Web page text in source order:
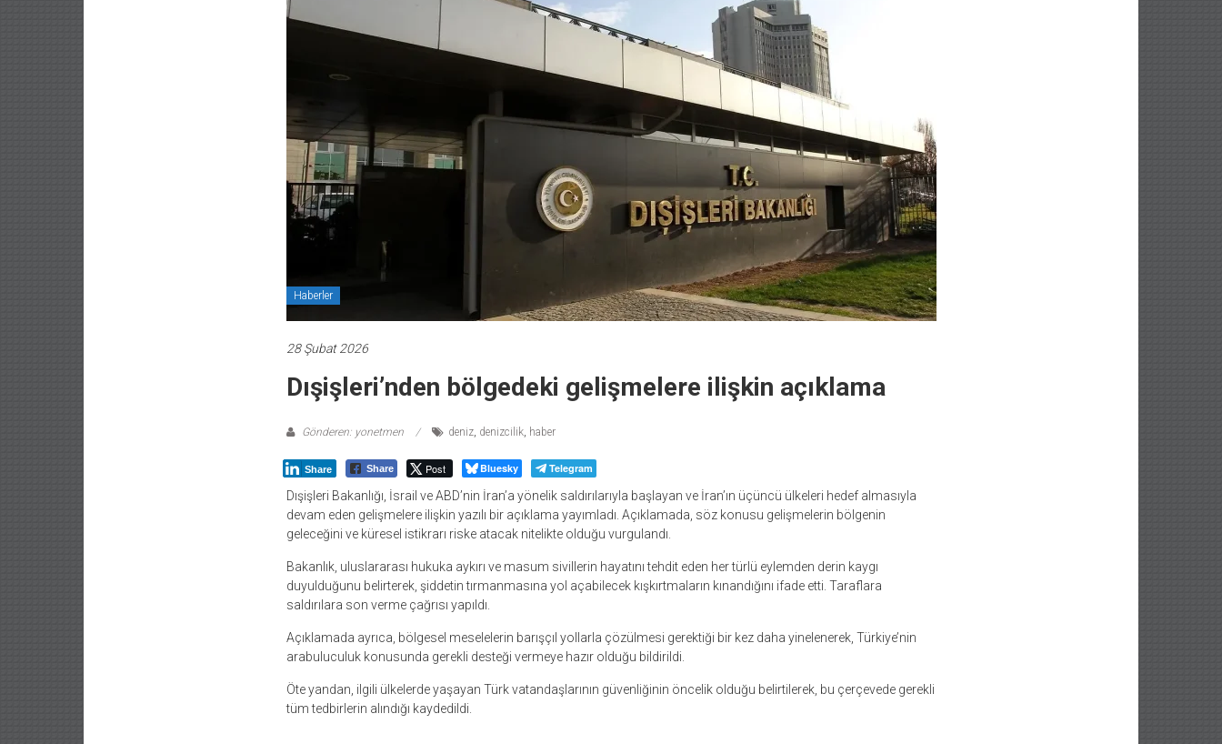
Haberler
28 Şubat 2026
Dışişleri’nden bölgedeki gelişmelere ilişkin açıklama
Gönderen: yonetmen deniz, denizcilik, haber
Share Share Post Bluesky Telegram
Dışişleri Bakanlığı, İsrail ve ABD’nin İran’a yönelik saldırılarıyla başlayan ve İran’ın üçüncü ülkeleri hedef almasıyla
devam eden gelişmelere ilişkin yazılı bir açıklama yayımladı. Açıklamada, söz konusu gelişmelerin bölgenin
geleceğini ve küresel istikrarı riske atacak nitelikte olduğu vurgulandı.
Bakanlık, uluslararası hukuka aykırı ve masum sivillerin hayatını tehdit eden her türlü eylemden derin kaygı
duyulduğunu belirterek, şiddetin tırmanmasına yol açabilecek kışkırtmaların kınandığını ifade etti. Taraflara
saldırılara son verme çağrısı yapıldı.
Açıklamada ayrıca, bölgesel meselelerin barışçıl yollarla çözülmesi gerektiği bir kez daha yinelenerek, Türkiye’nin
arabuluculuk konusunda gerekli desteği vermeye hazır olduğu bildirildi.
Öte yandan, ilgili ülkelerde yaşayan Türk vatandaşlarının güvenliğinin öncelik olduğu belirtilerek, bu çerçevede gerekli
tüm tedbirlerin alındığı kaydedildi.